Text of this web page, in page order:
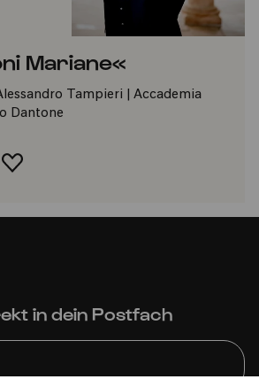
Mariane«
Tampieri | Accademia
Dantone
FAVORIT HINZUFÜGEN
in dein Postfach